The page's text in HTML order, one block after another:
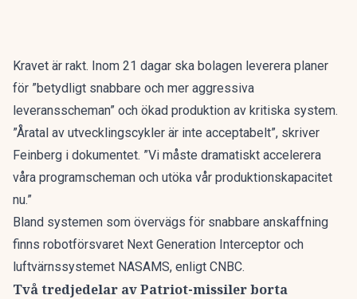
Kravet är rakt. Inom 21 dagar ska bolagen leverera planer
för ”betydligt snabbare och mer aggressiva
leveransscheman” och ökad produktion av kritiska system.
”Åratal av utvecklingscykler är inte acceptabelt”, skriver
Feinberg i dokumentet. ”Vi måste dramatiskt accelerera
våra programscheman och utöka vår produktionskapacitet
nu.”
Bland systemen som övervägs för snabbare anskaffning
finns robotförsvaret Next Generation Interceptor och
luftvärnssystemet NASAMS, enligt CNBC.
Två tredjedelar av Patriot-missiler borta